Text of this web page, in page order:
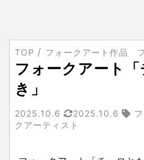
TOP フォークアート作品
フォークアート
き」
2025.10.6 2025.10.6
クアーティスト